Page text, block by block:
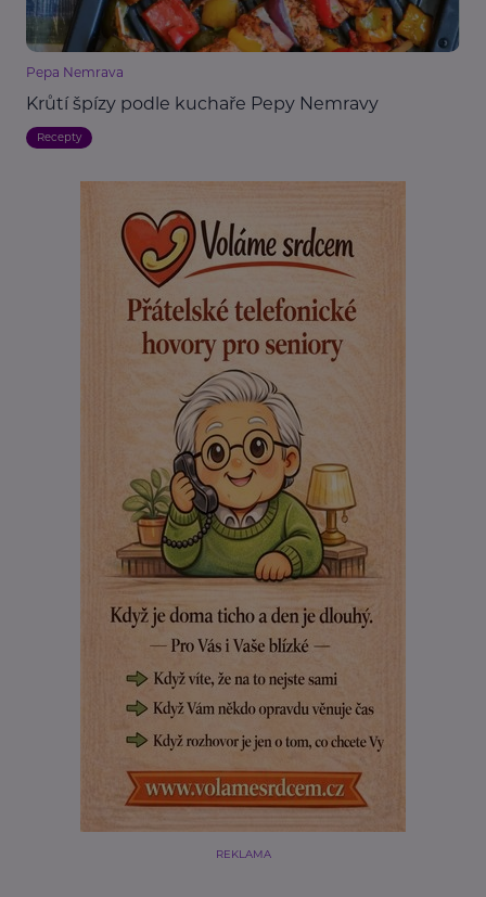
Pepa Nemrava
Krůtí špízy podle kuchaře Pepy Nemravy
Recepty
REKLAMA